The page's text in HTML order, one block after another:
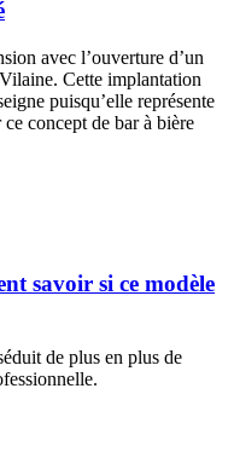
avec l’ouverture d’un
Cette implantation
puisqu’elle représente
concept de bar à bière
savoir si ce modèle
de plus en plus de